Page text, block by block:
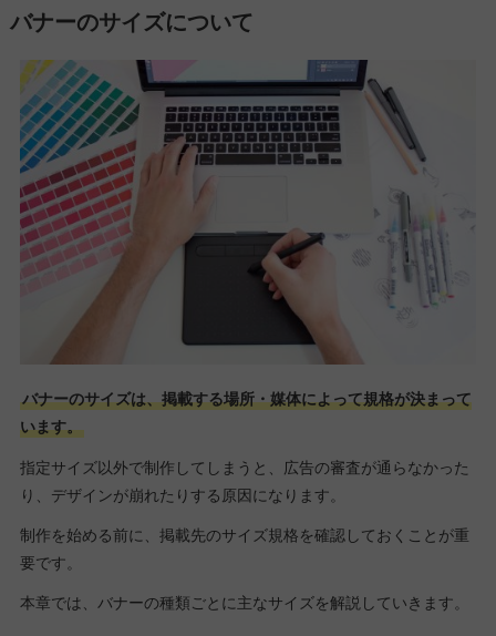
バナーのサイズについて
バナーのサイズは、掲載する場所・媒体によって規格が決まって
います。
指定サイズ以外で制作してしまうと、広告の審査が通らなかった
り、デザインが崩れたりする原因になります。
制作を始める前に、掲載先のサイズ規格を確認しておくことが重
要です。
本章では、バナーの種類ごとに主なサイズを解説していきます。